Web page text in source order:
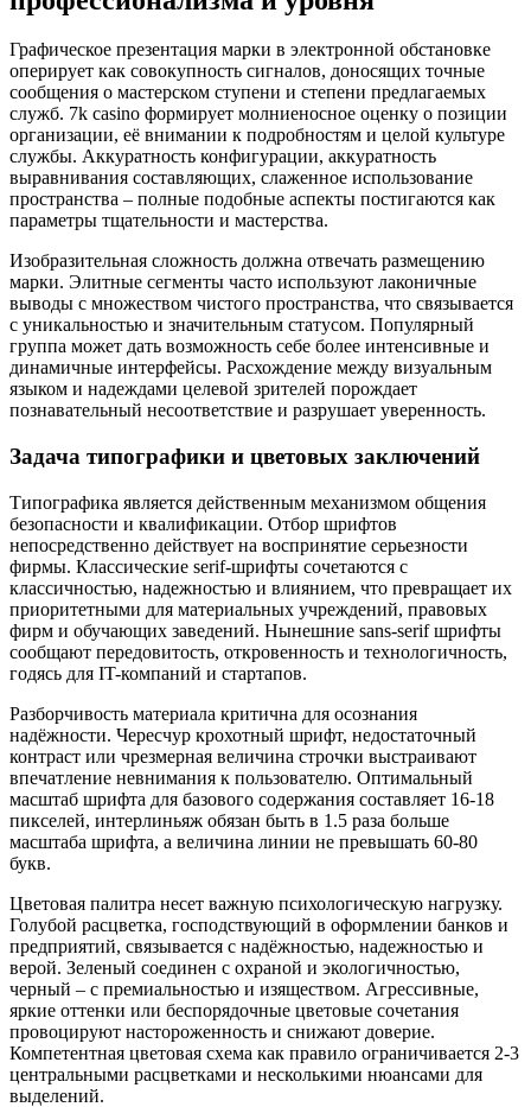
Графическое презентация марки в электронной обстановке
оперирует как совокупность сигналов, доносящих точные
сообщения о мастерском ступени и степени предлагаемых
служб. 7k casino формирует молниеносное оценку о позиции
организации, её внимании к подробностям и целой культуре
службы. Аккуратность конфигурации, аккуратность
выравнивания составляющих, слаженное использование
пространства – полные подобные аспекты постигаются как
параметры тщательности и мастерства.
Изобразительная сложность должна отвечать размещению
марки. Элитные сегменты часто используют лаконичные
выводы с множеством чистого пространства, что связывается
с уникальностью и значительным статусом. Популярный
группа может дать возможность себе более интенсивные и
динамичные интерфейсы. Расхождение между визуальным
языком и надеждами целевой зрителей порождает
познавательный несоответствие и разрушает уверенность.
Задача типографики и цветовых заключений
Типографика является действенным механизмом общения
безопасности и квалификации. Отбор шрифтов
непосредственно действует на воспринятие серьезности
фирмы. Классические serif-шрифты сочетаются с
классичностью, надежностью и влиянием, что превращает их
приоритетными для материальных учреждений, правовых
фирм и обучающих заведений. Нынешние sans-serif шрифты
сообщают передовитость, откровенность и технологичность,
годясь для IT-компаний и стартапов.
Разборчивость материала критична для осознания
надёжности. Чересчур крохотный шрифт, недостаточный
контраст или чрезмерная величина строчки выстраивают
впечатление невнимания к пользователю. Оптимальный
масштаб шрифта для базового содержания составляет 16-18
пикселей, интерлиньяж обязан быть в 1.5 раза больше
масштаба шрифта, а величина линии не превышать 60-80
букв.
Цветовая палитра несет важную психологическую нагрузку.
Голубой расцветка, господствующий в оформлении банков и
предприятий, связывается с надёжностью, надежностью и
верой. Зеленый соединен с охраной и экологичностью,
черный – с премиальностью и изяществом. Агрессивные,
яркие оттенки или беспорядочные цветовые сочетания
провоцируют настороженность и снижают доверие.
Компетентная цветовая схема как правило ограничивается 2-3
центральными расцветками и несколькими нюансами для
выделений.